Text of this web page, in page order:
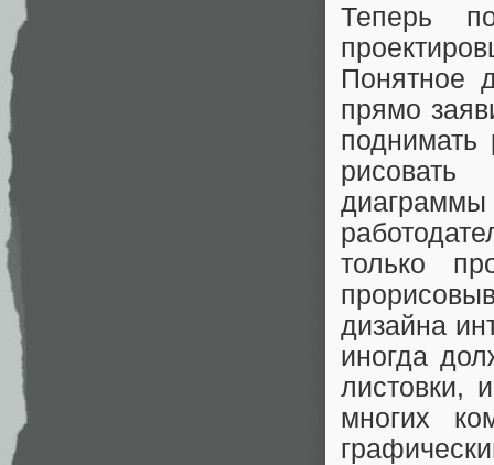
Теперь
Понятное
прямо
поднимать
только
дизайна
иногда
листовки,
многих